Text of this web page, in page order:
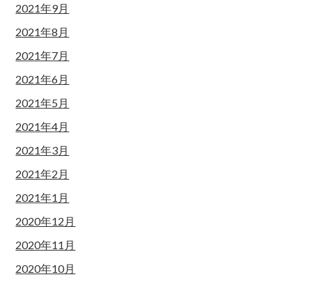
2021年9月
2021年8月
2021年7月
2021年6月
2021年5月
2021年4月
2021年3月
2021年2月
2021年1月
2020年12月
2020年11月
2020年10月